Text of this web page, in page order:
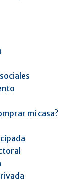
mi casa?